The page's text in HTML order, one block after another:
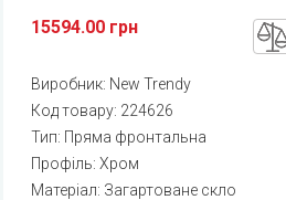
15594.00 грн
Виробник: New Trendy
Код товару: 224626
Тип: Пряма фронтальна
Профіль: Хром
Матеріал: Загартоване скло